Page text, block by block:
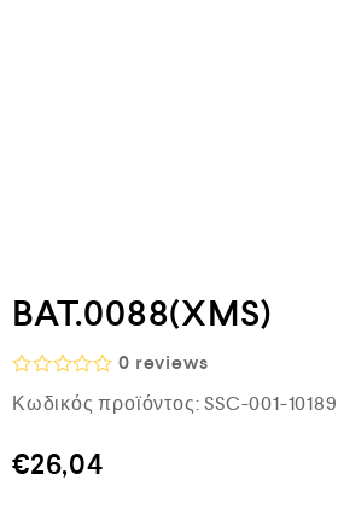
BAT.0088(XMS)
Β
α
μ
ο
0 reviews
Κωδικός προϊόντος: SSC-001-10189
€26,04